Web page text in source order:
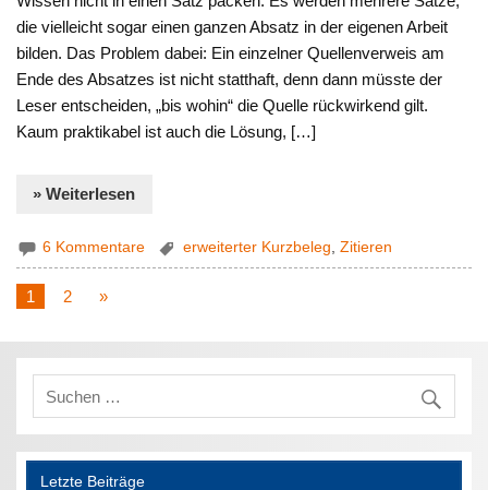
die vielleicht sogar einen ganzen Absatz in der eigenen Arbeit
bilden. Das Problem dabei: Ein einzelner Quellenverweis am
Ende des Absatzes ist nicht statthaft, denn dann müsste der
Leser entscheiden, „bis wohin“ die Quelle rückwirkend gilt.
Kaum praktikabel ist auch die Lösung, […]
» Weiterlesen
6 Kommentare erweiterter Kurzbeleg ,Zitieren
1 2 »
Letzte Beiträge